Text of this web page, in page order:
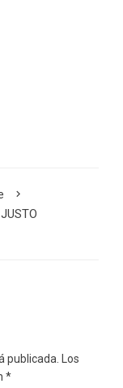
publicada.
Los
*